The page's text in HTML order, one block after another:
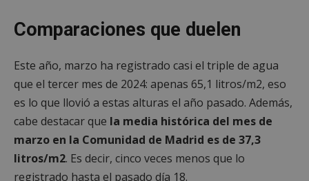
Comparaciones que duelen
Este año, marzo ha registrado casi el triple de agua
que el tercer mes de 2024: apenas 65,1 litros/m2, eso
es lo que llovió a estas alturas el año pasado. Además,
cabe destacar que la media histórica del mes de
marzo en la Comunidad de Madrid es de 37,3
litros/m2. Es decir, cinco veces menos que lo
registrado hasta el pasado día 18.